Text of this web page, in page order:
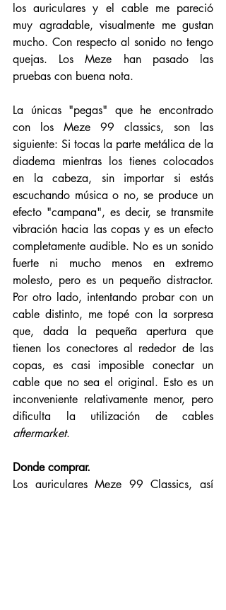
los auriculares y el cable me pareció
muy agradable, visualmente me gustan
mucho. Con respecto al sonido no tengo
quejas. Los Meze han pasado las
pruebas con buena nota.
La únicas "pegas" que he encontrado
con los Meze 99 classics, son las
siguiente: Si tocas la parte metálica de la
diadema mientras los tienes colocados
en la cabeza, sin importar si estás
escuchando música o no, se produce un
efecto "campana", es decir, se transmite
vibración hacia las copas y es un efecto
completamente audible. No es un sonido
fuerte ni mucho menos en extremo
molesto, pero es un pequeño distractor.
Por otro lado, intentando probar con un
cable distinto, me topé con la sorpresa
que, dada la pequeña apertura que
tienen los conectores al rededor de las
copas, es casi imposible conectar un
cable que no sea el original. Esto es un
inconveniente relativamente menor, pero
aftermarket.
Donde comprar.
Los auriculares Meze 99 Classics, así